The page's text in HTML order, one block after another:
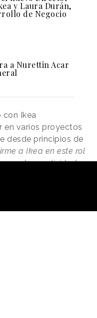
y Laura Durán,
de Negocio
a Nurettin Acar
con Ikea
en varios proyectos
desde principios de
a Ikea en este rol
de creatividad y
democrático en